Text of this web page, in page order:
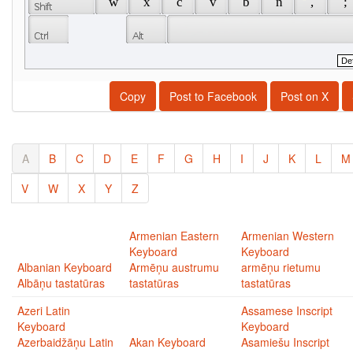
Copy Post to Facebook Post on X
A B C D E F G H I J K L
M
V
W X Y Z
Albanian Keyboard
Albāņu tastatūras
Armenian Eastern
Keyboard
Armēņu austrumu
tastatūras
Armenian Western
Keyboard
armēņu rietumu
tastatūras
Azeri Latin
Keyboard
Azerbaidžāņu Latin
Akan Keyboard
Assamese Inscript
Keyboard
Asamiešu Inscript